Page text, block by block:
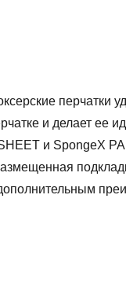
перчатки
и делает ее
и SpongeX